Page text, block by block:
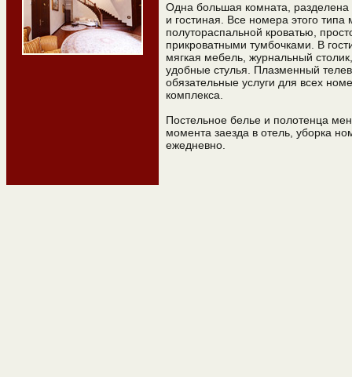
Одна большая комната,
и гостиная. Все номера этого
полутораспальной кроватью,
прикроватными тумбочками. В
мягкая мебель, журнальный
удобные стулья. Плазменный
обязательные услуги для всех
комплекса.
Постельное белье и полотенца
момента заезда в отель, уборка
ежедневно.